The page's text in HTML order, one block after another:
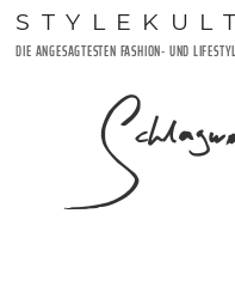
Zum
Inhalt
DIE ANGESAGTESTEN FASHION- UND